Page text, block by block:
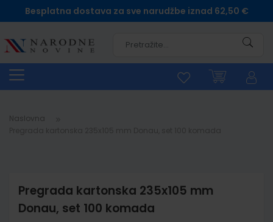
Besplatna dostava za sve narudžbe iznad 62,50 €
Naslovna
Pregrada kartonska 235x105 mm
Donau, set 100 komada